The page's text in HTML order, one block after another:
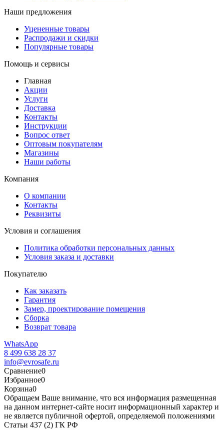
Наши предложения
Уцененные товары
Распродажи и скидки
Популярные товары
Помощь и сервисы
Главная
Акции
Услуги
Доставка
Контакты
Инструкции
Вопрос ответ
Оптовым покупателям
Магазины
Наши работы
Компания
О компании
Контакты
Реквизиты
Условия и соглашения
Политика обработки персональных данных
Условия заказа и доставки
Покупателю
Как заказать
Гарантия
Замер, проектирование помещения
Сборка
Возврат товара
WhatsApp
8 499 638 28 37
info@evrosafe.ru
Сравнение0
Избранное0
Корзина0
Обращаем Ваше внимание, что вся информация размещенная
на данном интернет-сайте носит информационный характер и
не является публичной офертой, определяемой положениями
Статьи 437 (2) ГК РФ